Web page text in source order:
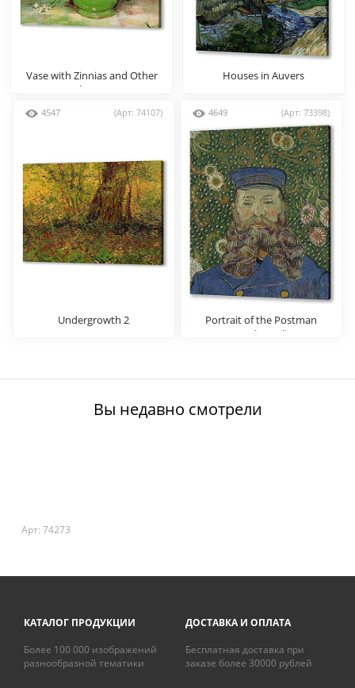
Vase with Zinnias and Other
Flowers
Houses in Auvers
4547 (Арт: 74107)
Undergrowth 2
4649 (Арт: 73398)
Portrait of the Postman
Joseph Roulin
Вы недавно смотрели
Арт: 74273
КАТАЛОГ ПРОДУКЦИИ
Более 100 000 изображений
разнообразной тематики
ДОСТАВКА И ОПЛАТА
Бесплатная доставка при
заказе более 30000 рублей